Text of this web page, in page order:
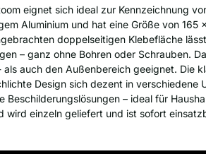
eignet sich ideal zur Kennzeichnung
Aluminium und hat eine Größe von
doppelseitigen Klebefläche
– ganz ohne Bohren oder Schrauben.
als auch den Außenbereich geeignet. Die
Design sich dezent in verschiedene
Beschilderungslösungen – ideal für
wird einzeln geliefert und ist sofort